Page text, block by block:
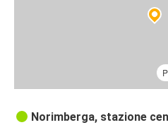
Norimberga, stazione